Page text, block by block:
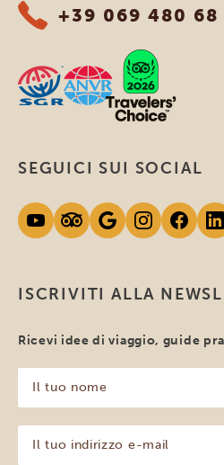
+39 069 480 68
ISCRIVITI ALLA
Ricevi idee di viaggio, guide
tuo
nome
(Obbligatorio)
tuo
SEGUICI SUI SOCIAL